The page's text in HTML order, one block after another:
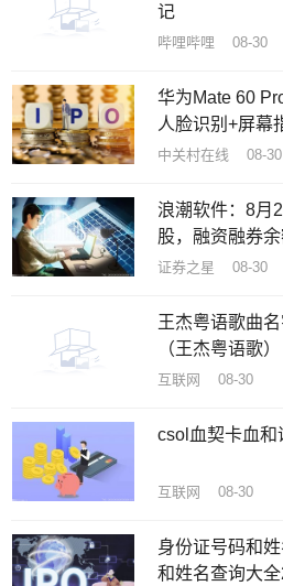
记
哔哩哔哩 08-30
华为Mate 60
人脸识别+屏幕
中关村在线 08-30
浪潮软件：8月
股，融资融券
证券之星 08-30
王杰粤语歌曲
（王杰粤语歌）
互联网 08-30
csol血契卡血和
互联网 08-30
身份证号码和
和姓名查询大